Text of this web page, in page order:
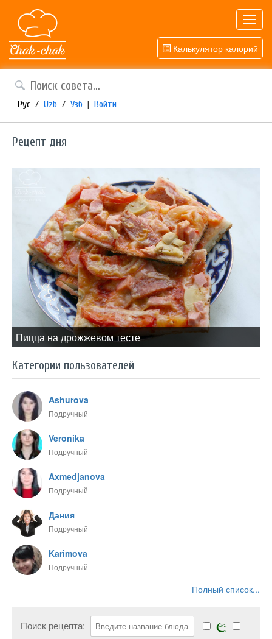
Калькулятор калорий
Рус / Uzb / Узб | Войти
Рецепт дня
Пицца на дрожжевом тесте
Категории пользователей
Ashurova
Подручный
Veronika
Подручный
Axmedjanova
Подручный
Дания
Подручный
Karimova
Подручный
Полный список...
Поиск рецепта: